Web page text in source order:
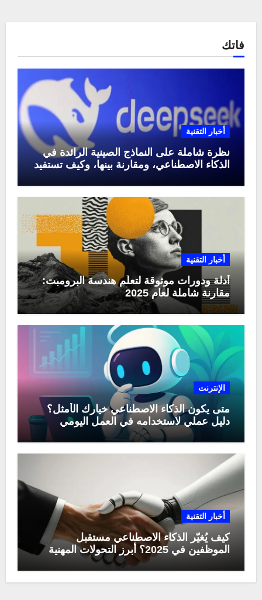
فاتك
أخبار التقنية
نظرة شاملة على النماذج الصينية الرائدة في
الذكاء الاصطناعي، ومقارنة بينها، وكيف تستفيد
أخبار التقنية
أدلة ودورات موثوقة لتعلّم هندسة البرومبت:
مقارنة شاملة لعام 2025
الإنترنت
متى يكون الذكاء الاصطناعي خيارك الأمثل؟
دليل عملي لاستخدامه في العمل اليومي
أخبار التقنية
كيف يُغيّر الذكاء الاصطناعي مستقبل
الموظفين في 2025؟ أبرز التحولات المهنية